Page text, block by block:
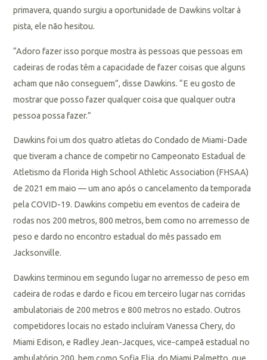
primavera, quando surgiu a oportunidade de Dawkins voltar à
pista, ele não hesitou.
“Adoro fazer isso porque mostra às pessoas que pessoas em
cadeiras de rodas têm a capacidade de fazer coisas que alguns
acham que não conseguem”, disse Dawkins. “E eu gosto de
mostrar que posso fazer qualquer coisa que qualquer outra
pessoa possa fazer.”
Dawkins foi um dos quatro atletas do Condado de Miami-Dade
que tiveram a chance de competir no Campeonato Estadual de
Atletismo da Florida High School Athletic Association (FHSAA)
de 2021 em maio — um ano após o cancelamento da temporada
pela COVID-19. Dawkins competiu em eventos de cadeira de
rodas nos 200 metros, 800 metros, bem como no arremesso de
peso e dardo no encontro estadual do mês passado em
Jacksonville.
Dawkins terminou em segundo lugar no arremesso de peso em
cadeira de rodas e dardo e ficou em terceiro lugar nas corridas
ambulatoriais de 200 metros e 800 metros no estado. Outros
competidores locais no estado incluíram Vanessa Chery, do
Miami Edison, e Radley Jean-Jacques, vice-campeã estadual no
ambulatório 200, bem como Sofia Elia, do Miami Palmetto, que